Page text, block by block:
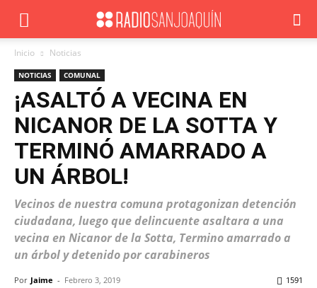
Inicio Noticias
NOTICIAS COMUNAL
¡ASALTÓ A VECINA EN
NICANOR DE LA SOTTA Y
TERMINÓ AMARRADO A
UN ÁRBOL!
Vecinos de nuestra comuna protagonizan detención
ciudadana, luego que delincuente asaltara a una
vecina en Nicanor de la Sotta, Termino amarrado a
un árbol y detenido por carabineros
Por Jaime - Febrero 3, 2019 1591